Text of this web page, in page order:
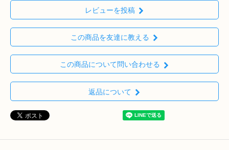
レビューを投稿
この商品を友達に教える
この商品について問い合わせる
返品について